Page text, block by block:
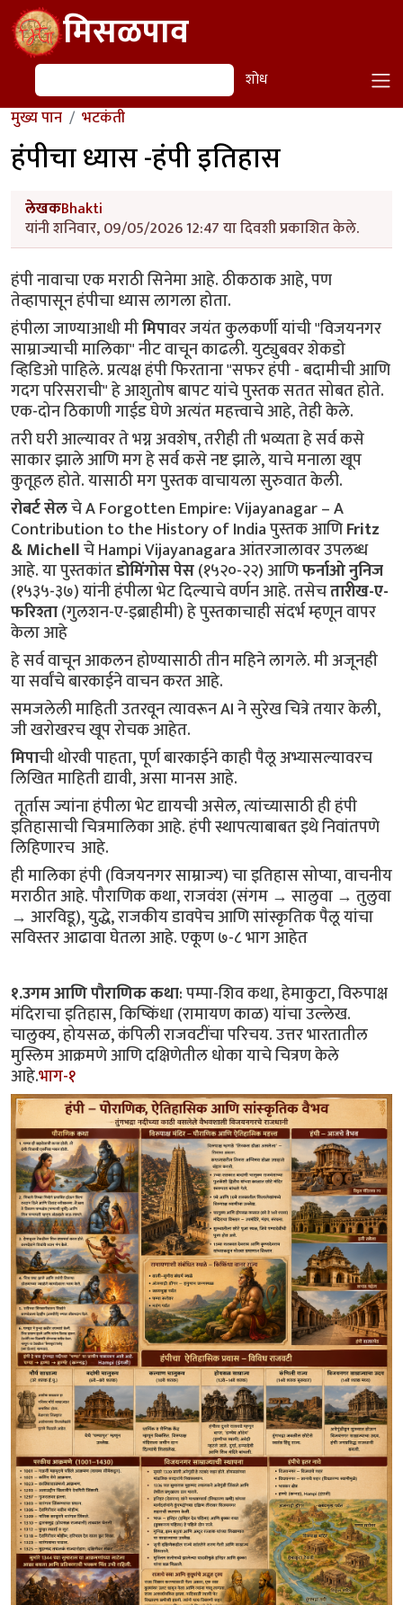
Skip to main contentमिसळपाव
शोध शोध
मुख्य पान भटकंती
हंपीचा ध्यास -हंपी इतिहास
लेखकBhakti
यांनी शनिवार, 09/05/2026 12:47 या दिवशी प्रकाशित केले.
हंपी नावाचा एक मराठी सिनेमा आहे. ठीकठाक आहे, पण
तेव्हापासून हंपीचा ध्यास लागला होता.
हंपीला जाण्याआधी मी मिपावर जयंत कुलकर्णी यांची "विजयनगर
साम्राज्याची मालिका" नीट वाचून काढली. युट्युबवर शेकडो
व्हिडिओ पाहिले. प्रत्यक्ष हंपी फिरताना "सफर हंपी - बदामीची आणि
गदग परिसराची" हे आशुतोष बापट यांचे पुस्तक सतत सोबत होते.
एक-दोन ठिकाणी गाईड घेणे अत्यंत महत्त्वाचे आहे, तेही केले.
तरी घरी आल्यावर ते भग्न अवशेष, तरीही ती भव्यता हे सर्व कसे
साकार झाले आणि मग हे सर्व कसे नष्ट झाले, याचे मनाला खूप
कुतूहल होते. यासाठी मग पुस्तक वाचायला सुरुवात केली.
रोबर्ट सेल चे A Forgotten Empire: Vijayanagar – A
Contribution to the History of India पुस्तक आणि Fritz
& Michell चे Hampi Vijayanagara आंतरजालावर उपलब्ध
आहे. या पुस्तकांत डोमिंगोस पेस (१५२०-२२) आणि फर्नाओ नुनिज
(१५३५-३७) यांनी हंपीला भेट दिल्याचे वर्णन आहे. तसेच तारीख-ए-
फरिश्ता (गुलशन-ए-इब्राहीमी) हे पुस्तकाचाही संदर्भ म्हणून वापर
केला आहे
हे सर्व वाचून आकलन होण्यासाठी तीन महिने लागले. मी अजूनही
या सर्वांचे बारकाईने वाचन करत आहे.
समजलेली माहिती उतरवून त्यावरून AI ने सुरेख चित्रे तयार केली,
जी खरोखरच खूप रोचक आहेत.
मिपाची थोरवी पाहता, पूर्ण बारकाईने काही पैलू अभ्यासल्यावरच
लिखित माहिती द्यावी, असा मानस आहे.
इतिहासाची चित्रमालिका आहे. हंपी स्थापत्याबाबत इथे निवांतपणे
लिहिणारच  आहे.
ही मालिका हंपी (विजयनगर साम्राज्य) चा इतिहास सोप्या, वाचनीय
मराठीत आहे. पौराणिक कथा, राजवंश (संगम → सालुवा → तुलुवा
→ आरविडू), युद्धे, राजकीय डावपेच आणि सांस्कृतिक पैलू यांचा
सविस्तर आढावा घेतला आहे. एकूण ७-८ भाग आहेत
१.उगम आणि पौराणिक कथा: पम्पा-शिव कथा, हेमाकुटा, विरुपाक्ष
मंदिराचा इतिहास, किष्किंधा (रामायण काळ) यांचा उल्लेख.
चालुक्य, होयसळ, कंपिली राजवटींचा परिचय. उत्तर भारतातील
मुस्लिम आक्रमणे आणि दक्षिणेतील धोका याचे चित्रण केले
आहे.भाग-१